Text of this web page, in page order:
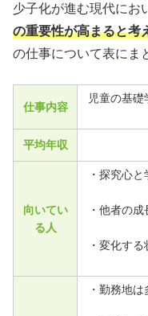
少子化が進む現代にお
の重要性が高まると考
の仕事について表にま
仕事内容
児童の基
平均年収
向いてい
る人
・探究心
・他者の
・変化す
・勤務地